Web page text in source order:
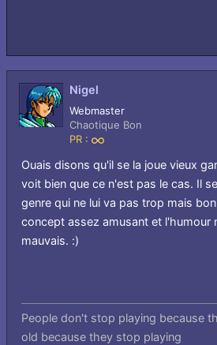
Nigel
Webmaster
Chaotique Bon
PR :
Ouais disons qu'il se la joue vieux
voit bien que ce n'est pas le cas. Il
genre qui ne lui va pas trop mais
concept assez amusant et l'humour
mauvais. :)
People don't stop playing because
old because they stop playing